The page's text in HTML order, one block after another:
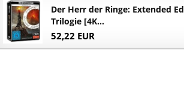
Der Herr der Ringe: Extended
Trilogie [4K...
52,22 EUR